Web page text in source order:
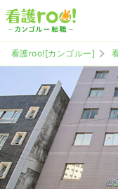
看護roo![カンゴルー]